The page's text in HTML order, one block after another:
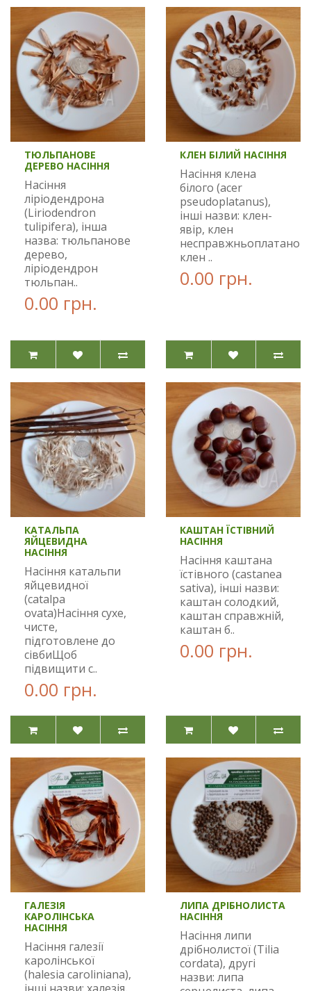
ТЮЛЬПАНОВЕ
ДЕРЕВО НАСІННЯ
Насіння
ліріодендрона
(Liriodendron
tulipifera), інша
назва: тюльпанове
дерево,
ліріодендрон
тюльпан..
0.00 грн.
КЛЕН БІЛИЙ НАСІННЯ
Насіння клена
білого (acer
pseudoplatanus),
інші назви: клен-
явір, клен
клен ..
0.00 грн.
КАТАЛЬПА
ЯЙЦЕВИДНА
НАСІННЯ
Насіння катальпи
яйцевидної
(catalpa
ovata)Насіння сухе,
чисте,
підготовлене до
сівбиЩоб
підвищити с..
0.00 грн.
КАШТАН ЇСТІВНИЙ
НАСІННЯ
Насіння каштана
їстівного (castanea
sativa), інші назви:
каштан солодкий,
каштан справжній,
каштан б..
0.00 грн.
ГАЛЕЗІЯ
КАРОЛІНСЬКА
НАСІННЯ
Насіння галезії
каролінської
(halesia caroliniana),
ЛИПА ДРІБНОЛИСТА
НАСІННЯ
Насіння липи
дрібнолистої (Tilia
cordata), другі
назви: липа